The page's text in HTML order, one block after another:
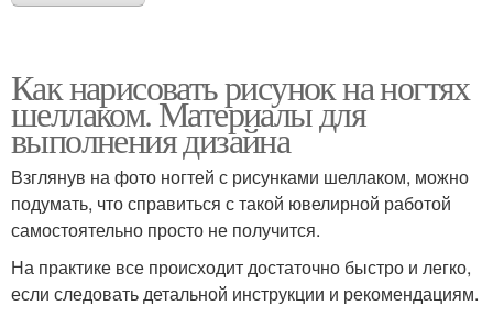
Как нарисовать рисунок на ногтях
шеллаком. Материалы для
выполнения дизайна
Взглянув на фото ногтей с рисунками шеллаком, можно
подумать, что справиться с такой ювелирной работой
самостоятельно просто не получится.
На практике все происходит достаточно быстро и легко,
если следовать детальной инструкции и рекомендациям.